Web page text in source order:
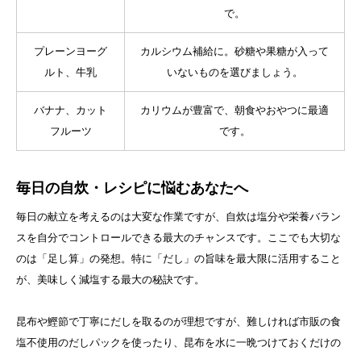
で。
プレーンヨーグ
ルト、牛乳
カルシウム補給に。砂糖や果糖が入って
いないものを選びましょう。
バナナ、カット
フルーツ
カリウムが豊富で、朝食やおやつに最適
です。
毎日の自炊・レシピに悩むあなたへ
毎日の献立を考えるのは大変な作業ですが、自炊は塩分や栄養バラン
スを自分でコントロールできる最大のチャンスです。ここでも大切な
のは「足し算」の発想。特に「だし」の旨味を最大限に活用すること
が、美味しく減塩する最大の秘訣です。
昆布や鰹節で丁寧にだしを取るのが理想ですが、難しければ市販の食
塩不使用のだしパックを使ったり、昆布を水に一晩つけておくだけの